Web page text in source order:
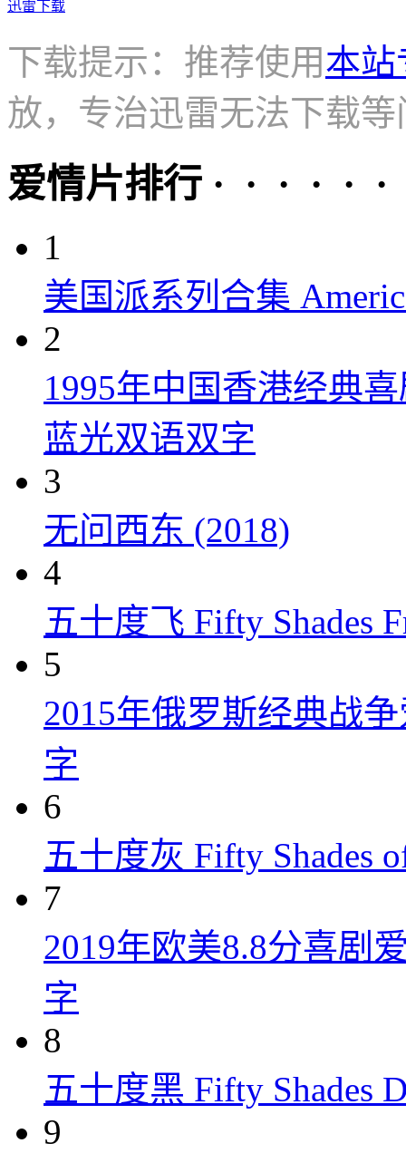
迅雷下载
下载提示：推荐使用本站
放，专治迅雷无法下载等
爱情片排行 · · · · · ·
1
美国派系列合集
2
1995年中国香港经典
蓝光双语双字
3
无问西东 (2018)
4
五十度飞 Fifty Shades
5
2015年俄罗斯经典战
字
6
五十度灰 Fifty Shades
7
2019年欧美8.8分喜剧
字
8
五十度黑 Fifty Shades
9